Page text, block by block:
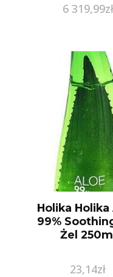
6 319,99zł
Holika Holika
99%
Żel
23,14zł